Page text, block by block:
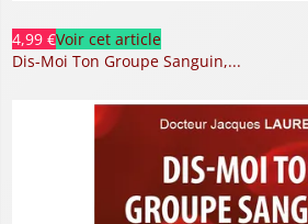
4,99 €Voir cet article
Dis-Moi Ton Groupe Sanguin,...